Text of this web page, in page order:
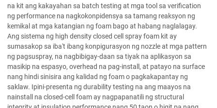
na kit ang kakayahan sa batch testing at mga tool sa verification
ng performance na nagkokonpidensya sa tamang reaksyon ng
kemikal at mga katangian ng foam bago at habang naglalagay.
Ang sistema ng high density closed cell spray foam kit ay
sumasakop sa iba't ibang konpigurasyon ng nozzle at mga pattern
ng pagsuspray, na nagbibigay-daan sa tiyak na aplikasyon sa
masikip na espasyo, overhead na pag-install, at patayo na surface
nang hindi sinisira ang kalidad ng foam o pagkakapantay ng
saklaw. Ipini-presenta ng durability testing na ang maayos na
nainstall na closed-cell foam ay nagpapanatili ng structural